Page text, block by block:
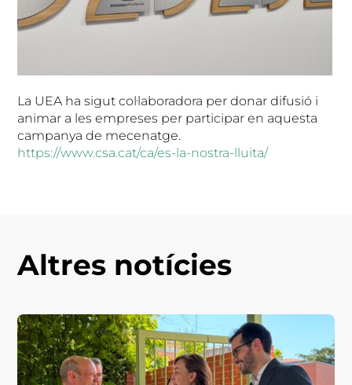
La UEA ha sigut col·laboradora per donar difusió i
animar a les empreses per participar en aquesta
campanya de mecenatge.
https://www.csa.cat/ca/es-la-nostra-lluita/
Altres notícies